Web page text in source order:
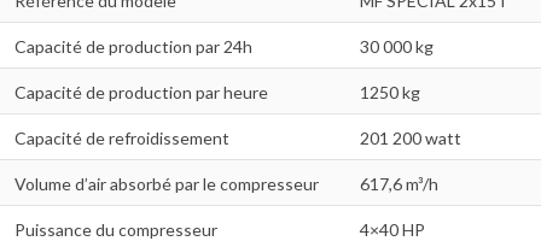
Capacité de production par 24h 30 000 kg
Capacité de production par heure 1250 kg
Capacité de refroidissement 201 200 watt
Volume d’air absorbé par le compresseur 617,6 m³/h
Puissance du compresseur 4×40 HP